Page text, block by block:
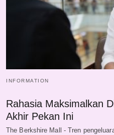
INFORMATION
Rahasia Maksimalkan
Akhir Pekan Ini
The Berkshire Mall - Tren